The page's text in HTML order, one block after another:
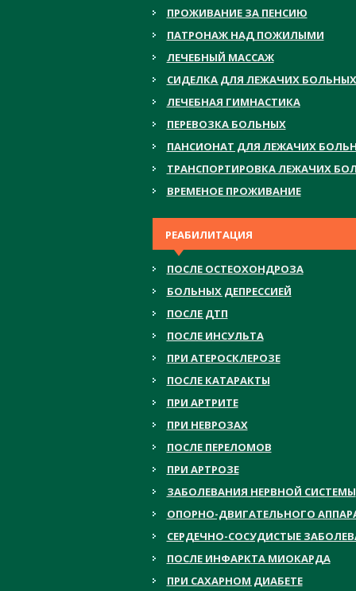
ПРОЖИВАНИЕ ЗА ПЕНСИЮ
ПАТРОНАЖ НАД ПОЖИЛЫМИ
ЛЕЧЕБНЫЙ МАССАЖ
СИДЕЛКА ДЛЯ ЛЕЖАЧИХ БОЛЬНЫХ
ЛЕЧЕБНАЯ ГИМНАСТИКА
ПЕРЕВОЗКА БОЛЬНЫХ
ПАНСИОНАТ ДЛЯ ЛЕЖАЧИХ
ТРАНСПОРТИРОВКА ЛЕЖАЧИХ
ВРЕМЕНОЕ ПРОЖИВАНИЕ
РЕАБИЛИТАЦИЯ
ПОСЛЕ ОСТЕОХОНДРОЗА
БОЛЬНЫХ ДЕПРЕССИЕЙ
ПОСЛЕ ДТП
ПОСЛЕ ИНСУЛЬТА
ПРИ АТЕРОСКЛЕРОЗЕ
ПОСЛЕ КАТАРАКТЫ
ПРИ АРТРИТЕ
ПРИ НЕВРОЗАХ
ПОСЛЕ ПЕРЕЛОМОВ
ПРИ АРТРОЗЕ
ЗАБОЛЕВАНИЯ НЕРВНОЙ СИСТЕМЫ
ОПОРНО-ДВИГАТЕЛЬНОГО
СЕРДЕЧНО-СОСУДИСТЫЕ
ПОСЛЕ ИНФАРКТА МИОКАРДА
ПРИ САХАРНОМ ДИАБЕТЕ